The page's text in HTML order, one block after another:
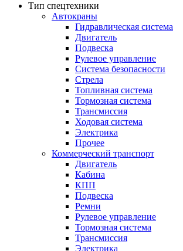
Тип спецтехники
Автокраны
Гидравлическая система
Двигатель
Подвеска
Рулевое управление
Система безопасности
Стрела
Топливная система
Тормозная система
Трансмиссия
Ходовая система
Электрика
Прочее
Коммерческий транспорт
Двигатель
Кабина
КПП
Подвеска
Ремни
Рулевое управление
Тормозная система
Трансмиссия
Электрика